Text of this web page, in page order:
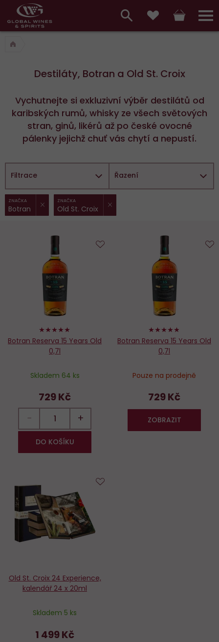
Hlavní
menu,
košík,
vyhledávání,
Destiláty, Botran a Old St. Croix
Vychutnejte si exkluzivní výběr destilátů od
karibských rumů, whisky ze všech světových
stran, ginů, likérů až po české ovocné
pálenky jejichž chuť vás chytí a nepustí.
Filtrace
Vybrané
filtry:
ZNAČKA
Botran
ZNAČKA
Old St. Croix
Řazení
100%
Botran Reserva 15 Years Old
0,7l
Skladem 64 ks
729 Kč
− +
DO KOŠÍKU
96%
Botran Reserva 15 Years Old
0,7l
Pouze na prodejně
729 Kč
ZOBRAZIT
Old St. Croix 24 Experience,
kalendář 24 x 20ml
Skladem 5 ks
1 499 Kč